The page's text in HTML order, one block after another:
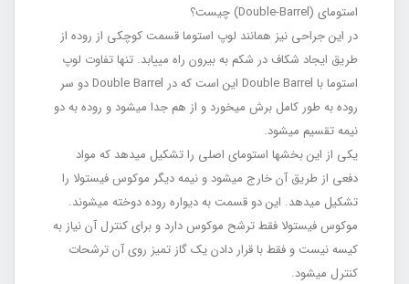
استومای (Double-Barrel) چیست؟
در این جراحی نیز همانند لوپ استوما قسمت کوچکی از روده از
طریق ایجاد شکاف در شکم به بیرون راه می‏یابد. تنها تفاوت لوپ
استوما با Double Barrel این است که در Double Barrel‌ دو سر
روده به طور کامل برش می‏خورد و از هم جدا می‏شود و روده به دو
نیمه تقسیم می‏شود.
یکی از این بخش‏ها استومای اصلی را تشکیل می‏دهد که مواد
دفعی از طریق آن خارج می‏شود و نیمه دیگر موکوس فیستولا را
تشکیل می‏دهد. این دو قسمت به دیواره روده دوخته می‏شوند.
موکوس فیستولا فقط ترشح موکوس دارد و برای کنترل آن نیاز به
کیسه نیست و فقط با قرار دادن یک گاز تمیز روی آن ترشحات
کنترل می‏شود.